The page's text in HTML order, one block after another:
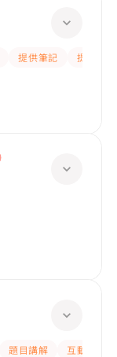
提供筆記
提供練
題目講解
互動教學